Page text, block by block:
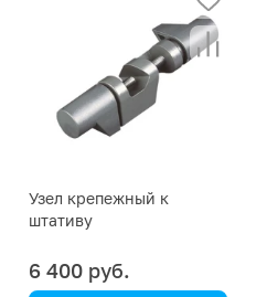
Узел крепежный к
штативу
мешалки R 182
6 400 руб.